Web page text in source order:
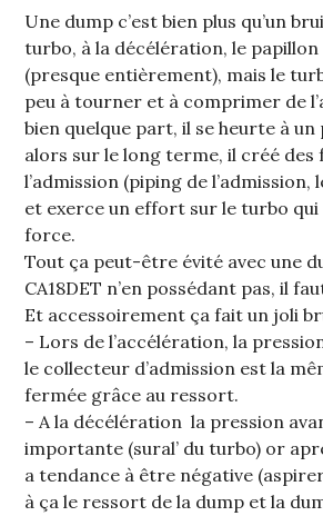
Une dump c’est bien plus qu’un
turbo, à la décélération, le
(presque entièrement), mais le
peu à tourner et à comprimer de
bien quelque part, il se heurte à
alors sur le long terme, il créé des
l’admission (piping de
et exerce un effort sur le turbo qui
force.
Tout ça peut-être évité avec une
CA18DET n’en possédant pas, il
Et accessoirement ça fait un joli
– Lors de l’accélération, la
le collecteur d’admission est la
fermée grâce au ressort.
– A la décélération la pression
importante (sural’ du turbo) or
a tendance à être négative
à ça le ressort de la dump et la